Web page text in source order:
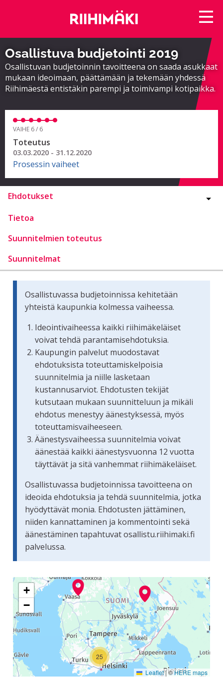
Osallistuva budjetointi 2019
Osallistuvan budjetoinnin tavoitteena on saada asukkaat
mukaan ideoimaan, päättämään ja tekemään yhdessä
Riihimäestä entistäkin parempi ja toimivampi kotipaikka.
VAIHE 6 / 6
Toteutus
03.03.2020 - 31.12.2020
Prosessin vaiheet
Ehdotukset
Tietoa
Suunnitelmien toteutus
Suunnitelmat
Osallistuvassa budjetoinnissa kehitetään
yhteistä kaupunkia kolmessa vaiheessa.
Ideointivaiheessa kaikki riihimäkeläiset
voivat tehdä parantamisehdotuksia.
Kaupungin palvelut muodostavat
ehdotuksista toteuttamiskelpoisia
suunnitelmia ja niille lasketaan
kustannusarviot. Ehdotusten tekijät
kutsutaan mukaan suunnitteluun ja mikäli
ehdotus menestyy äänestyksessä, myös
toteuttamisvaiheeseen.
Äänestysvaiheessa suunnitelmia voivat
äänestää kaikki äänestysvuonna 12 vuotta
täyttävät ja sitä vanhemmat riihimäkeläiset.
Osallistuvassa budjetoinnissa tavoitteena on
ideoida ehdotuksia ja tehdä suunnitelmia, jotka
hyödyttävät monia. Ehdotusten jättäminen,
niiden kannattaminen ja kommentointi sekä
äänestäminen tapahtuvat osallistu.riihimaki.fi
palvelussa.
Seuraavassa elementissä on kartta, joka esittää
25
+
−
Leaflet|©HERE maps